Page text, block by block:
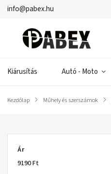
info@pabex.hu
Kiárusítás Autó - Moto
Kezdőlap / Műhely és szerszámok /
Ár
9190Ft